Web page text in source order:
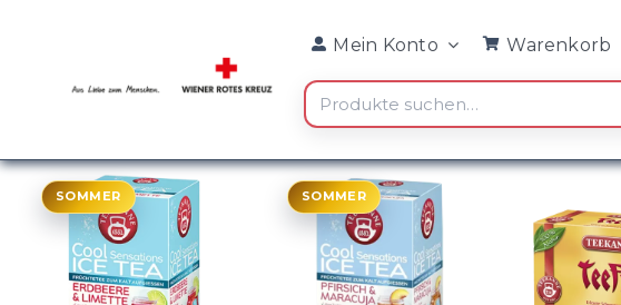
Mein Konto Warenkorb
Suche
SOMMER SOMMER